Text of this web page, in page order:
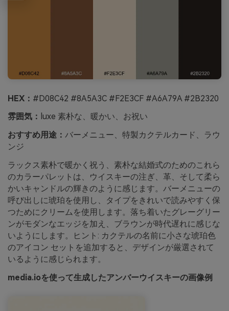
HEX： #D08C42 #8A5A3C #F2E3CF #A6A79A #2B2320
雰囲気： luxe 素朴な、暖かい、お祝い
おすすめ用途： バーメニュー、特製カクテルカード、ラウ
ンジ
ラックス素朴で暖かく祝う、素朴な結婚式のためのこれら
のカラーパレットは、ウイスキーの注ぎ、革、そして柔ら
かいキャンドルの輝きのように感じます。バーメニューの
呼び出しに琥珀を使用し、タイプをきれいで読みやすく保
つためにクリームを使用します。落ち着いたグレーグリー
ンがモダンなエッジを加え、ブラウンが時代遅れに感じな
いようにします。ヒント: カクテルの名前に小さな琥珀色
のアイコン セットを追加すると、デザインが厳選されて
いるように感じられます。
media.ioを使って生成したアンバーウイスキーの画像例